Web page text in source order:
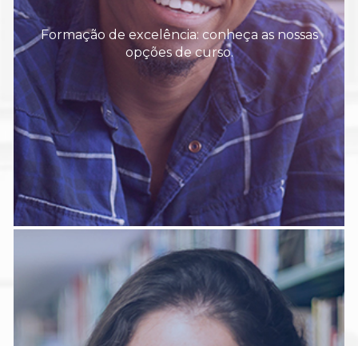
Formação de excelência: conheça as nossas
opções de curso.